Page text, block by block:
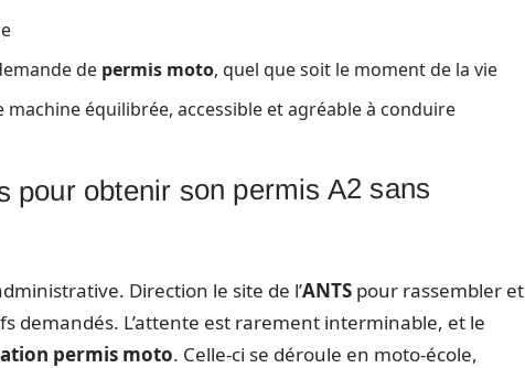
de permis moto, quel que soit le moment de la vie
équilibrée, accessible et agréable à conduire
pour obtenir son permis A2 sans
Direction le site de l’ANTS pour rassembler et
demandés. L’attente est rarement interminable, et le
permis moto. Celle-ci se déroule en moto-école,